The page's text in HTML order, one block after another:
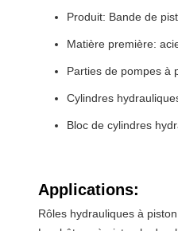
Produit: Bande de
Matière première:
Parties de pompes à
Cylindres
Bloc de cylindres
Applications:
Rôles hydrauliques à